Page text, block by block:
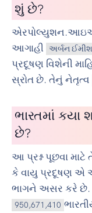
શું છે?
એરપોલ્યુશન.આઇઓ
આગાહી
અર્બન
પ્રદૂષણ વિશેની
સ્રોત છે. તેનું નેતૃત્વ
ભારતમાં કયા
છે?
આ પ્રશ્ન પૂછવા માટે
કે વાયુ પ્રદૂષણ એ
ભાગને અસર કરે છે.
950,671,410